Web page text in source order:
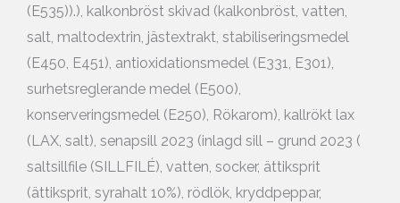
(E535)).), kalkonbröst skivad (kalkonbröst, vatten,
salt, maltodextrin, jästextrakt, stabiliseringsmedel
(E450, E451), antioxidationsmedel (E331, E301),
surhetsreglerande medel (E500),
konserveringsmedel (E250), Rökarom), kallrökt lax
(LAX, salt), senapsill 2023 (inlagd sill – grund 2023 (
saltsillfile (SILLFILÉ), vatten, socker, ättiksprit
(ättiksprit, syrahalt 10%), rödlök, kryddpeppar,